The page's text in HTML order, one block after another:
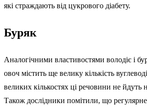
які страждають від цукрового діабету.
Буряк
Аналогічними властивостями володіє і
овоч містить ще велику кількість
великих кількостях ці речовини не йдуть
Також дослідники помітили, що